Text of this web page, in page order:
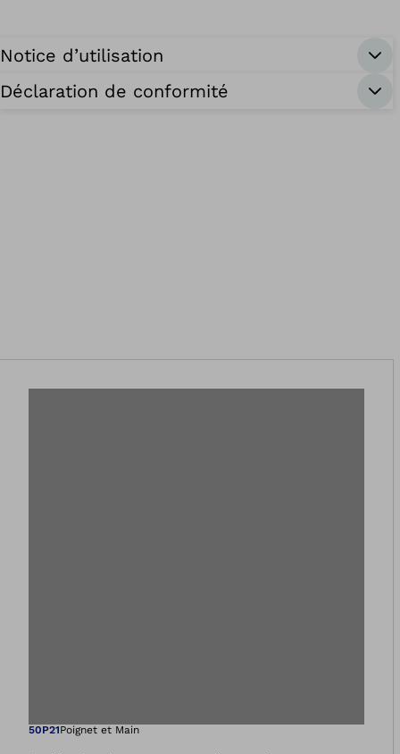
Notice d’utilisation
Déclaration de conformité
50P21Poignet et Main